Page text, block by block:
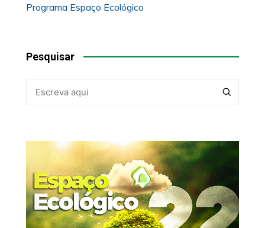
Programa Espaço Ecológico
Pesquisar